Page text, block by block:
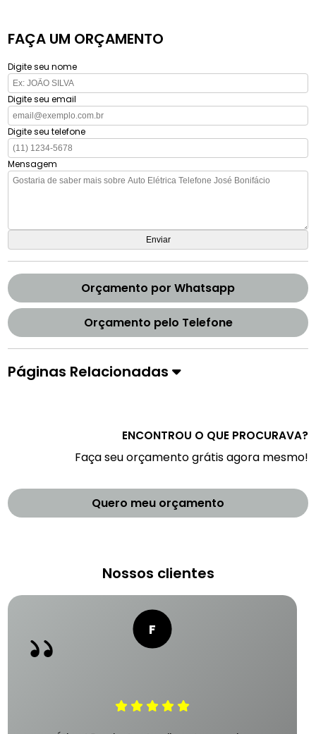
FAÇA UM ORÇAMENTO
Digite seu nome
Digite seu email
Digite seu telefone
Mensagem
Orçamento por Whatsapp
Orçamento pelo Telefone
Páginas Relacionadas
ENCONTROU O QUE PROCURAVA?
Faça seu orçamento grátis agora mesmo!
Quero meu orçamento
Nossos clientes